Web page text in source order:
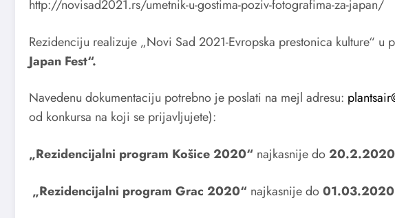
http://novisad2021.rs/umetnik-u-gostima-poziv-fotografima-za-japan/
Rezidenciju realizuje „Novi Sad 2021-Evropska prestonica kulture“ u
Japan Fest“.
Navedenu dokumentaciju potrebno je poslati na mejl adresu:
od konkursa na koji se prijavljujete):
„Rezidencijalni program Košice 2020“ najkasnije do
„Rezidencijalni program Grac 2020“ najkasnije do